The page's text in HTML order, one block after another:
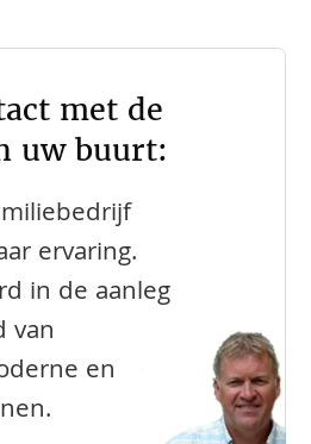
met de
uw buurt:
ervaring.
in de aanleg
van
en